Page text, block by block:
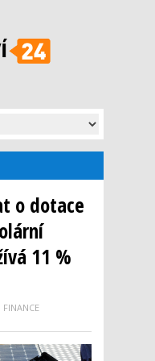
o dotace
11 %
FINANCE